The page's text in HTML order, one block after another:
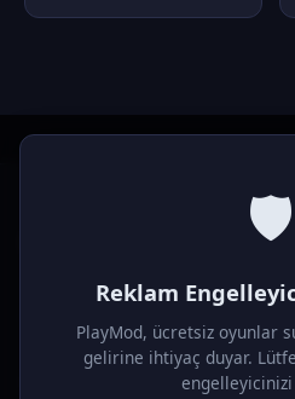
🛡️
Reklam
PlayMod, ücretsiz oyunlar
gelirine ihtiyaç duyar.
engelleyicinizi
Ücretsiz online HTML5 oyunlar!